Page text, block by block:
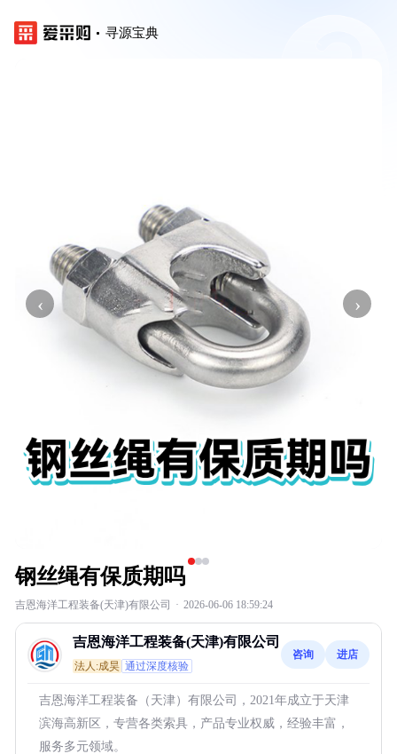
寻源宝典
‹ ›
钢丝绳有保质期吗
吉恩海洋工程装备(天津)有限公司 · 2026-06-06 18:59:24
吉恩海洋工程装备(天津)有限公司
法人:成昊 通过深度核验
咨询 进店
吉恩海洋工程装备（天津）有限公司，2021年成立于天津
滨海高新区，专营各类索具，产品专业权威，经验丰富，
服务多元领域。